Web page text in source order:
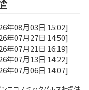
年08月03日 15:02]
年07月27日 14:50]
年07月21日 16:19]
年07月13日 14:22]
年07月06日 14:07]